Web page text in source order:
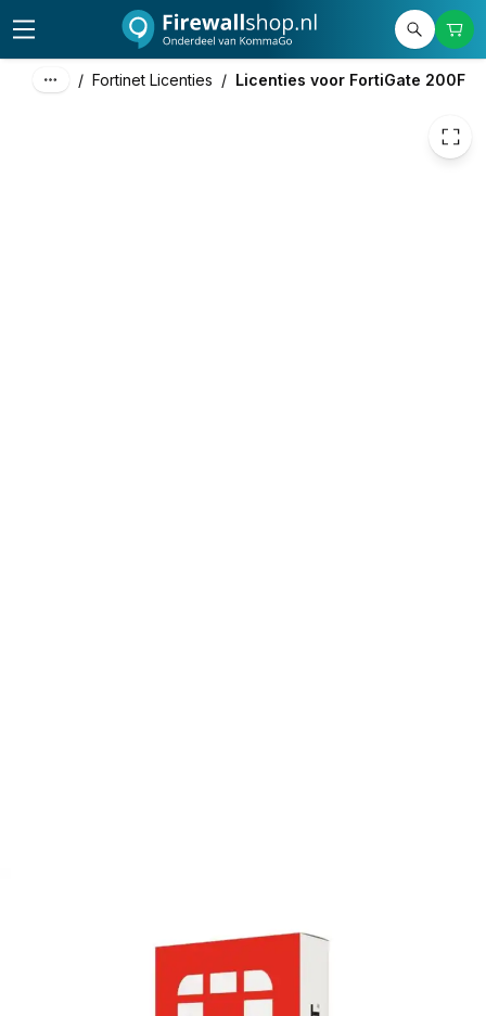
/ Fortinet Licenties / Licenties voor FortiGate 200F
€ 4.042,86